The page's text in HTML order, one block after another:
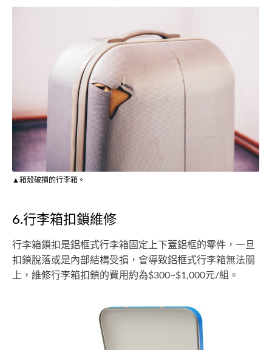
▲箱殼破損的行李箱。
6.行李箱扣鎖維修
行李箱鎖扣是鋁框式行李箱固定上下蓋鋁框的零件，一旦
扣鎖脫落或是內部結構受損，會導致鋁框式行李箱無法關
上，維修行李箱扣鎖的費用約為$300~$1,000元/組。